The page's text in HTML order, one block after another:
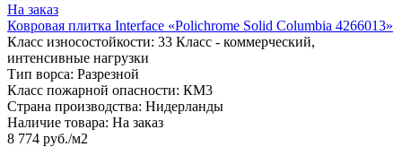
На заказ
Ковровая плитка Interface «Polichrome Solid Columbia 4266013»
Класс износостойкости: 33 Класс - коммерческий,
интенсивные нагрузки
Тип ворса: Разрезной
Класс пожарной опасности: КМ3
Страна производства: Нидерланды
Наличие товара: На заказ
8 774 руб./м2